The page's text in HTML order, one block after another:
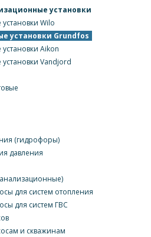
установки
Wilo
установки Grundfos
Aikon
Vandjord
(гидрофоры)
давления
для систем отопления
для систем ГВС
и скважинам